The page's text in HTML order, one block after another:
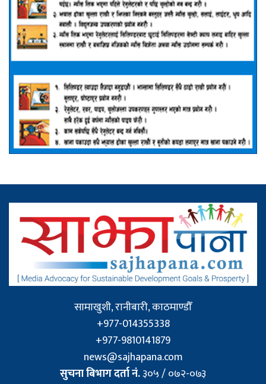
सामाखुशी, रानीबारी, काठमाण्डौँ
+977-014355338
+977-9810141879
news@sajhapana.com
सुचना बिभाग दर्ता नं.३०५ / ०७२-०७३